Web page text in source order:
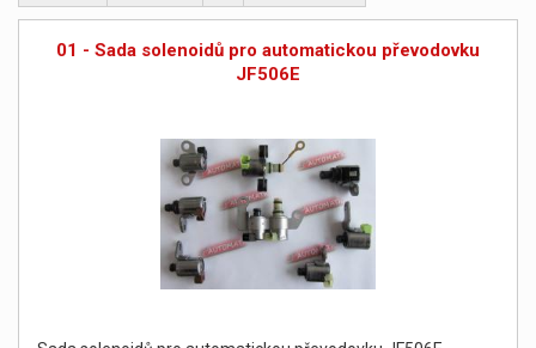
01 - Sada solenoidů pro automatickou převodovku
JF506E